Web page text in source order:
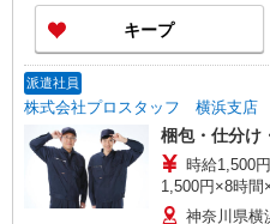
場合） 時給
キープ
派遣社員
株式会社プロスタッフ 横浜支店
梱包・仕分け
時給1,500
1,500円×8時
給(規定有）
神奈川県横